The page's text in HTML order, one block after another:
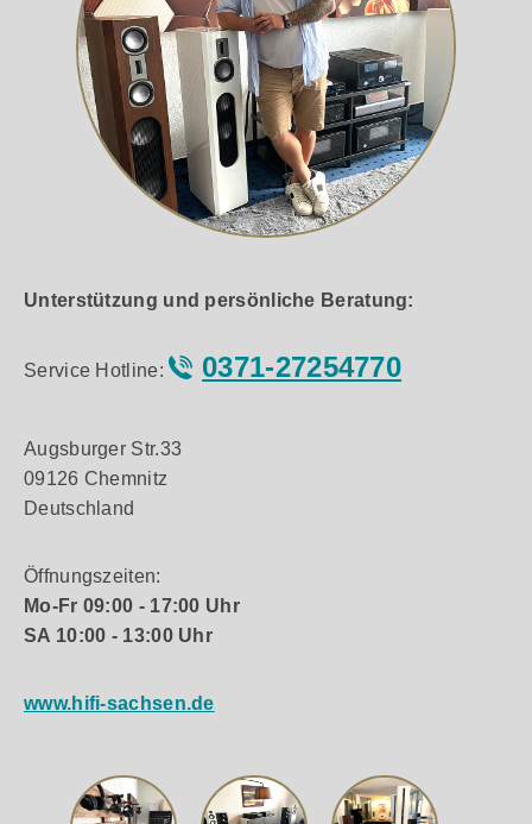
Unterstützung und persönliche Beratung:
Service Hotline: 0371-27254770
Augsburger Str.33
09126 Chemnitz
Deutschland
Öffnungszeiten:
Mo-Fr 09:00 - 17:00 Uhr
SA 10:00 - 13:00 Uhr
www.hifi-sachsen.de